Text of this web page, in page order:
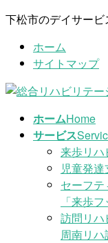
コ
ツ
ナ
シ
下松市のデイサービ
ホーム
サイトマップ
ホームHome
サービス
来歩リハ
児童発
セーフ
「来歩
訪問リ
周南リハ